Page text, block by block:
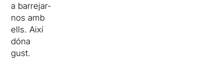
a barrejar-
nos amb
ells. Així
dóna
gust.